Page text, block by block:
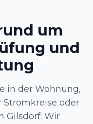
um
und
in der Wohnung,
oder
Gilsdorf: Wir